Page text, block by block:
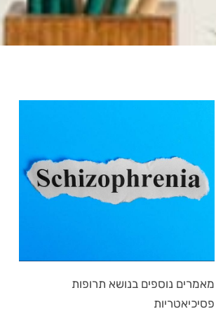
מאמרים נוספים בנושא תרופות
פסיכיאטריות